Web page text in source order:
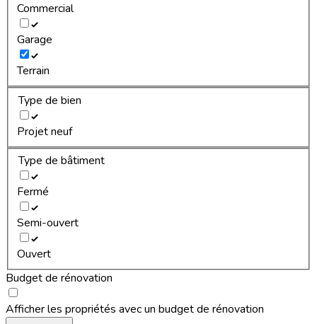
Commercial
Garage
Terrain
Type de bien
Projet neuf
Type de bâtiment
Fermé
Semi-ouvert
Ouvert
Budget de rénovation
Afficher les propriétés avec un budget de rénovation